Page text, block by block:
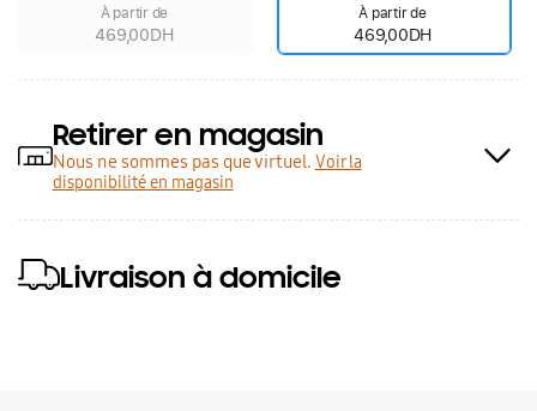
À partir de
469,00DH
À partir de
469,00DH
Retirer en magasin
Nous ne sommes pas que virtuel. Voir la
disponibilité en magasin
Livraison à domicile